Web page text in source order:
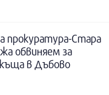
прокуратура-Стара
обвиняем за
в Дъбово